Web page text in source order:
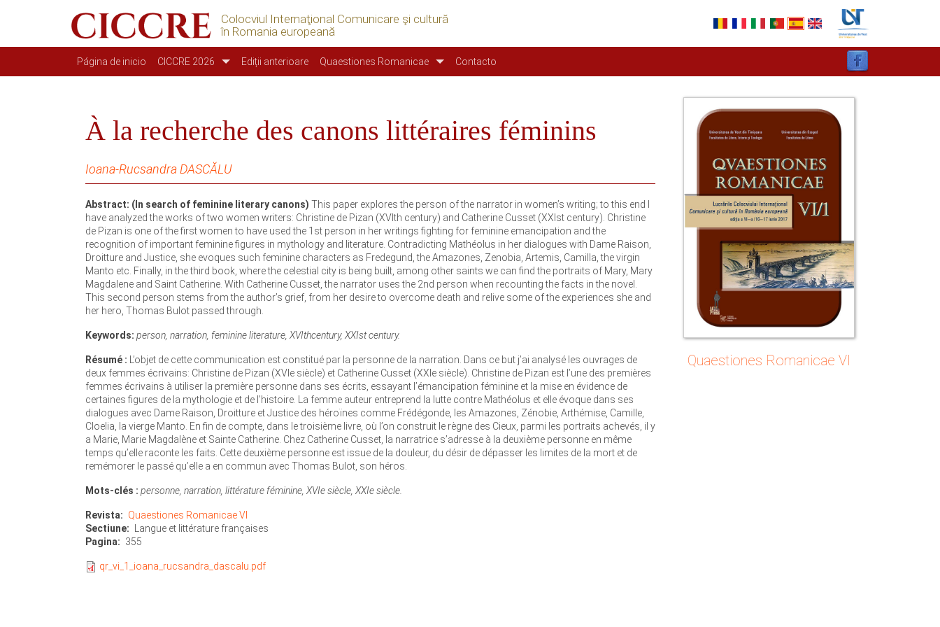
Colocviul Internaţional Comunicare şi cultură
în Romania europeană
Navegación principal
Página de inicio CICCRE 2026 Ediții anterioare Quaestiones Romanicae Contacto
À la recherche des canons littéraires féminins
Ioana-Rucsandra DASCĂLU
Abstract: (In search of feminine literary canons) This paper explores the person of the narrator in women’s writing; to this end I
have analyzed the works of two women writers: Christine de Pizan (XVIth century) and Catherine Cusset (XXIst century). Christine
de Pizan is one of the first women to have used the 1st person in her writings fighting for feminine emancipation and the
recognition of important feminine figures in mythology and literature. Contradicting Mathéolus in her dialogues with Dame Raison,
Droitture and Justice, she evoques such feminine characters as Fredegund, the Amazones, Zenobia, Artemis, Camilla, the virgin
Manto etc. Finally, in the third book, where the celestial city is being built, among other saints we can find the portraits of Mary, Mary
Magdalene and Saint Catherine. With Catherine Cusset, the narrator uses the 2nd person when recounting the facts in the novel.
This second person stems from the author’s grief, from her desire to overcome death and relive some of the experiences she and
her hero, Thomas Bulot passed through.
Keywords: person, narration, feminine literature, XVIthcentury, XXIst century.
Résumé : L’objet de cette communication est constitué par la personne de la narration. Dans ce but j’ai analysé les ouvrages de
deux femmes écrivains: Christine de Pizan (XVIe siècle) et Catherine Cusset (XXIe siècle). Christine de Pizan est l’une des premières
femmes écrivains à utiliser la première personne dans ses écrits, essayant l’émancipation féminine et la mise en évidence de
certaines figures de la mythologie et de l’histoire. La femme auteur entreprend la lutte contre Mathéolus et elle évoque dans ses
dialogues avec Dame Raison, Droitture et Justice des héroïnes comme Frédégonde, les Amazones, Zénobie, Arthémise, Camille,
Cloelia, la vierge Manto. En fin de compte, dans le troisième livre, où l’on construit le règne des Cieux, parmi les portraits achevés, il y
a Marie, Marie Magdalène et Sainte Catherine. Chez Catherine Cusset, la narratrice s’adresse à la deuxième personne en même
temps qu’elle raconte les faits. Cette deuxième personne est issue de la douleur, du désir de dépasser les limites de la mort et de
remémorer le passé qu’elle a en commun avec Thomas Bulot, son héros.
Mots-clés : personne, narration, littérature féminine, XVIe siècle, XXIe siècle.
Revista
Quaestiones Romanicae VI
Sectiune
Langue et littérature françaises
Pagina
355
qr_vi_1_ioana_rucsandra_dascalu.pdf
Quaestiones Romanicae VI